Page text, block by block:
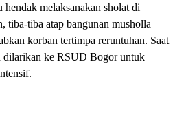
melaksanakan sholat di
tiba-tiba atap bangunan musholla
korban tertimpa reruntuhan. Saat
dilarikan ke RSUD Bogor untuk